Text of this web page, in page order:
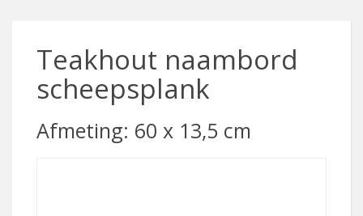
Teakhout naambord
scheepsplank
Afmeting: 60 x 13,5 cm